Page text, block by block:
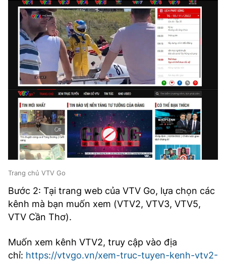
Trang chủ VTV Go
Bước 2: Tại trang web của VTV Go, lựa chọn các
kênh mà bạn muốn xem (VTV2, VTV3, VTV5,
VTV Cần Thơ).
Muốn xem kênh VTV2, truy cập vào địa
chỉ: https://vtvgo.vn/xem-truc-tuyen-kenh-vtv2-